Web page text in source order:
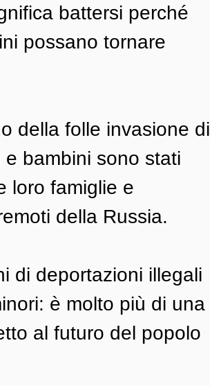
battersi perché
possano tornare
della folle invasione di
bambini sono stati
loro famiglie e
della Russia.
di deportazioni illegali
è molto più di una
al futuro del popolo